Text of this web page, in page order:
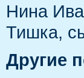
Нина
Тишка,
Другие